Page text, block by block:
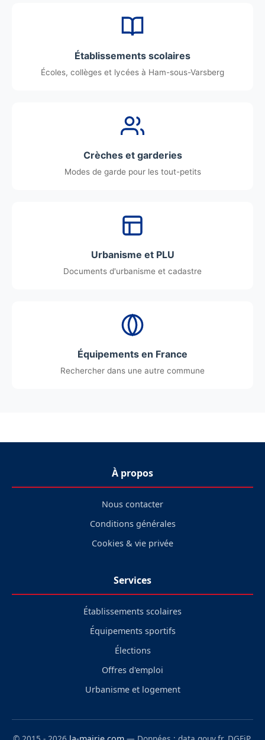
Établissements scolaires
Écoles, collèges et lycées à Ham-sous-Varsberg
Crèches et garderies
Modes de garde pour les tout-petits
Urbanisme et PLU
Documents d'urbanisme et cadastre
Équipements en France
Rechercher dans une autre commune
À propos
Nous contacter
Conditions générales
Cookies & vie privée
Services
Établissements scolaires
Équipements sportifs
Élections
Offres d'emploi
Urbanisme et logement